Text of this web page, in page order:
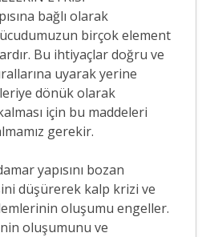
bağlı olarak
birçok element
Bu ihtiyaçlar doğru ve
uyarak yerine
dönük olarak
için bu maddeleri
gerekir.
yapısını bozan
düşürerek kalp krizi ve
oluşumu engeller.
oluşumunu ve